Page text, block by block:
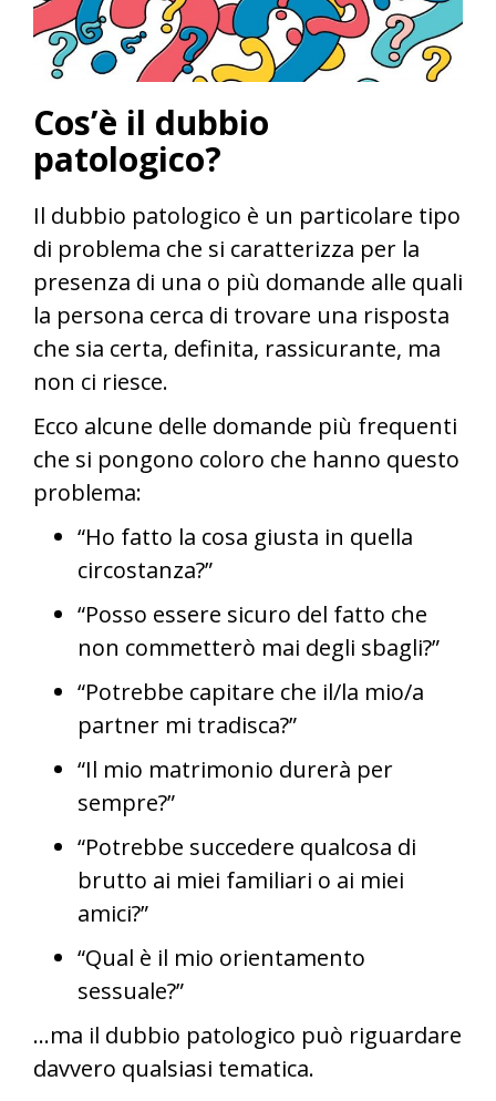
Cos’è il dubbio
patologico?
Il dubbio patologico è un particolare tipo
di problema che si caratterizza per la
presenza di una o più domande alle quali
la persona cerca di trovare una risposta
che sia certa, definita, rassicurante, ma
non ci riesce.
Ecco alcune delle domande più frequenti
che si pongono coloro che hanno questo
problema:
“Ho fatto la cosa giusta in quella
circostanza?”
“Posso essere sicuro del fatto che
non commetterò mai degli sbagli?”
“Potrebbe capitare che il/la mio/a
partner mi tradisca?”
“Il mio matrimonio durerà per
sempre?”
“Potrebbe succedere qualcosa di
brutto ai miei familiari o ai miei
amici?”
“Qual è il mio orientamento
sessuale?”
…ma il dubbio patologico può riguardare
davvero qualsiasi tematica.